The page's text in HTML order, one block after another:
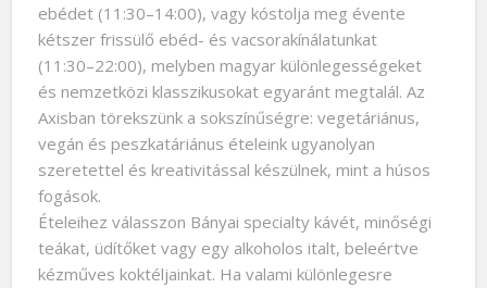
ebédet (11:30–14:00), vagy kóstolja meg évente
kétszer frissülő ebéd- és vacsorakínálatunkat
(11:30–22:00), melyben magyar különlegességeket
és nemzetközi klasszikusokat egyaránt megtalál. Az
Axisban törekszünk a sokszínűségre: vegetáriánus,
vegán és peszkatáriánus ételeink ugyanolyan
szeretettel és kreativitással készülnek, mint a húsos
fogások.
Ételeihez válasszon Bányai specialty kávét, minőségi
teákat, üdítőket vagy egy alkoholos italt, beleértve
kézműves koktéljainkat. Ha valami különlegesre